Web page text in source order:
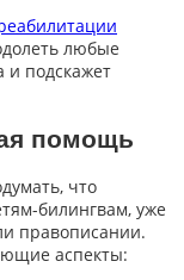
любые
подскажет
помощь
что
билингвам, уже
правописании.
аспекты: